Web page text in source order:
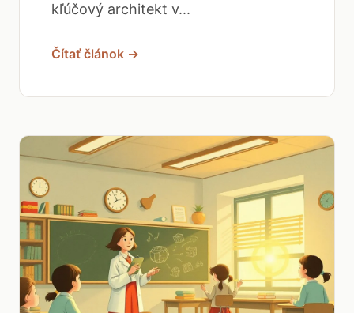
kľúčový architekt v...
Čítať článok →